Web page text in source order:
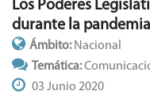
Los Poderes
durante la pandemia
Ámbito:Nacional
Temática:
03 Junio 2020